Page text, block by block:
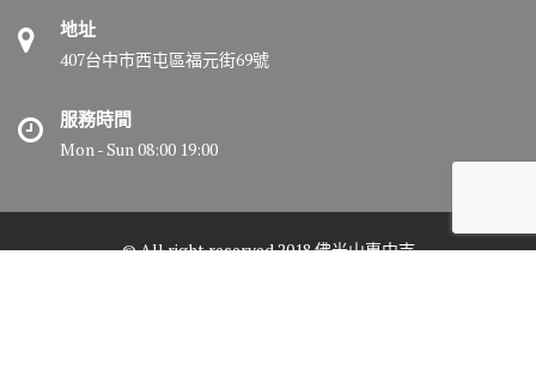
地址
407台中市西屯區福元街69號
服務時間
Mon - Sun 08:00 19:00
© All right reserved 2018 佛光山惠中寺